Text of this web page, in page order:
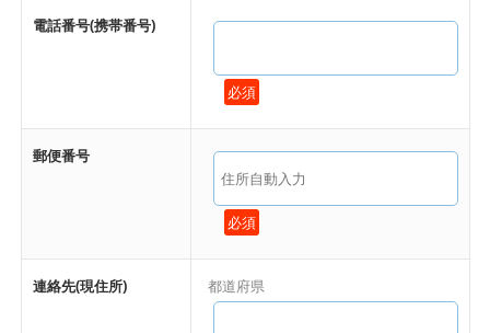
電話番号(携帯番号)
必須
郵便番号
必須
連絡先(現住所) 都道府県